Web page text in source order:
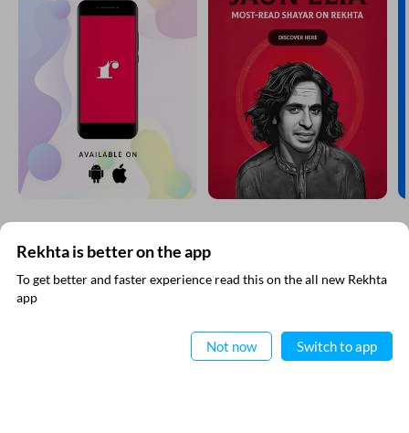
रेख़्ता न्यूज़लेटर सबस्क्राइब कीजिए
नई जानकारियाँ प्राप्त करने के लिए रेख़्ता न्यूज़ लेटर सब्स्क्राइब कीजिए
Rekhta is better on the app
To get better and faster experience read this on the all new Rekhta
app
Not now Switch to app